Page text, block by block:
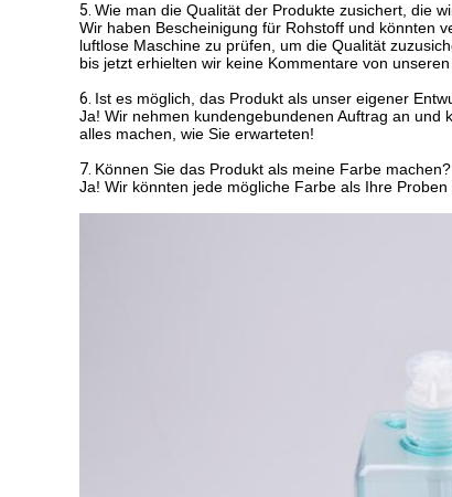
5. Wie man die Qualität der Produkte zusichert, die
Wir haben Bescheinigung für Rohstoff und könnten
luftlose Maschine zu prüfen, um die Qualität
bis jetzt erhielten wir keine Kommentare von unseren
6. Ist es möglich, das Produkt als unser eigener
Ja! Wir nehmen kundengebundenen Auftrag an und
alles machen, wie Sie erwarteten!
7. Können Sie das Produkt als meine Farbe machen?
Ja! Wir könnten jede mögliche Farbe als Ihre